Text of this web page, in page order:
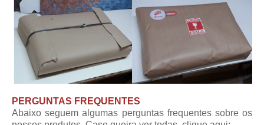
PERGUNTAS FREQUENTES
Abaixo seguem algumas perguntas frequentes sobre os